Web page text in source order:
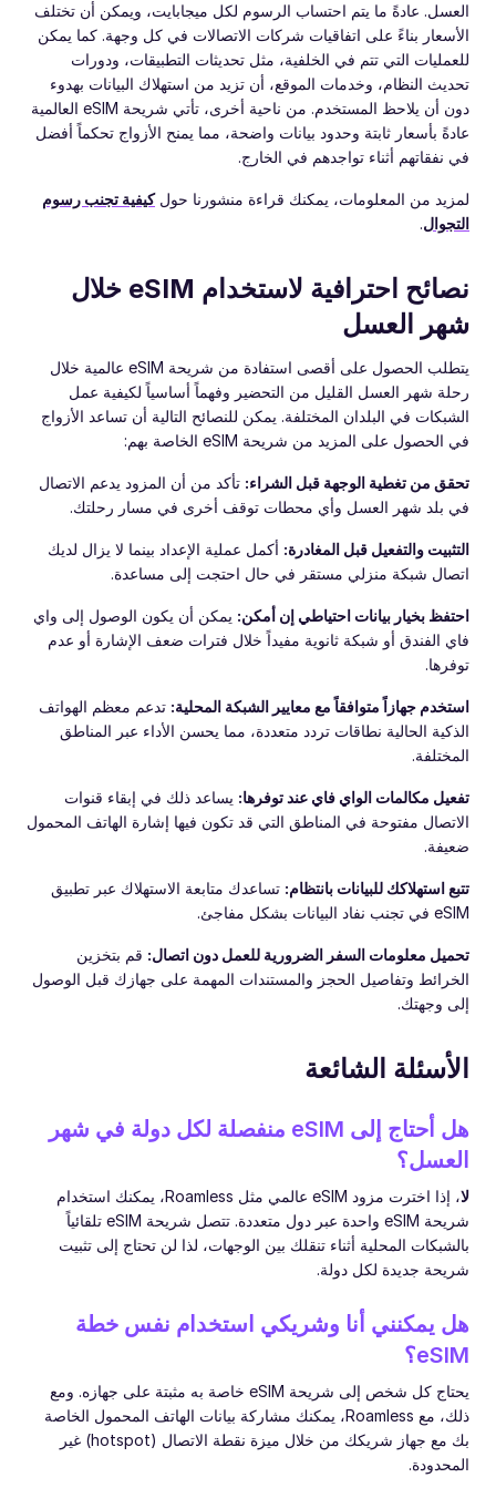
العسل. عادةً ما يتم احتساب الرسوم لكل ميجابايت، ويمكن أن تختلف
الأسعار بناءً على اتفاقيات شركات الاتصالات في كل وجهة. كما يمكن
للعمليات التي تتم في الخلفية، مثل تحديثات التطبيقات، ودورات
تحديث النظام، وخدمات الموقع، أن تزيد من استهلاك البيانات بهدوء
دون أن يلاحظ المستخدم. من ناحية أخرى، تأتي شريحة eSIM العالمية
عادةً بأسعار ثابتة وحدود بيانات واضحة، مما يمنح الأزواج تحكماً أفضل
في نفقاتهم أثناء تواجدهم في الخارج.
لمزيد من المعلومات، يمكنك قراءة منشورنا حولكيفية تجنب رسوم
التجوال.
نصائح احترافية لاستخدام eSIM خلال
شهر العسل
يتطلب الحصول على أقصى استفادة من شريحة eSIM عالمية خلال
رحلة شهر العسل القليل من التحضير وفهماً أساسياً لكيفية عمل
الشبكات في البلدان المختلفة. يمكن للنصائح التالية أن تساعد الأزواج
في الحصول على المزيد من شريحة eSIM الخاصة بهم:
تحقق من تغطية الوجهة قبل الشراء: تأكد من أن المزود يدعم الاتصال
في بلد شهر العسل وأي محطات توقف أخرى في مسار رحلتك.
التثبيت والتفعيل قبل المغادرة: أكمل عملية الإعداد بينما لا يزال لديك
اتصال شبكة منزلي مستقر في حال احتجت إلى مساعدة.
احتفظ بخيار بيانات احتياطي إن أمكن: يمكن أن يكون الوصول إلى واي
فاي الفندق أو شبكة ثانوية مفيداً خلال فترات ضعف الإشارة أو عدم
توفرها.
استخدم جهازاً متوافقاً مع معايير الشبكة المحلية: تدعم معظم الهواتف
الذكية الحالية نطاقات تردد متعددة، مما يحسن الأداء عبر المناطق
المختلفة.
تفعيل مكالمات الواي فاي عند توفرها: يساعد ذلك في إبقاء قنوات
الاتصال مفتوحة في المناطق التي قد تكون فيها إشارة الهاتف المحمول
ضعيفة.
تتبع استهلاكك للبيانات بانتظام: تساعدك متابعة الاستهلاك عبر تطبيق
eSIM في تجنب نفاد البيانات بشكل مفاجئ.
تحميل معلومات السفر الضرورية للعمل دون اتصال: قم بتخزين
الخرائط وتفاصيل الحجز والمستندات المهمة على جهازك قبل الوصول
إلى وجهتك.
الأسئلة الشائعة
هل أحتاج إلى eSIM منفصلة لكل دولة في شهر
العسل؟
لا
، إذا اخترت مزود eSIM عالمي مثل Roamless، يمكنك استخدام
شريحة eSIM واحدة عبر دول متعددة. تتصل شريحة eSIM تلقائياً
بالشبكات المحلية أثناء تنقلك بين الوجهات، لذا لن تحتاج إلى تثبيت
شريحة جديدة لكل دولة.
هل يمكنني أنا وشريكي استخدام نفس خطة
eSIM؟
يحتاج كل شخص إلى شريحة eSIM خاصة به مثبتة على جهازه. ومع
ذلك، مع Roamless، يمكنك مشاركة بيانات الهاتف المحمول الخاصة
بك مع جهاز شريكك من خلال ميزة نقطة الاتصال (hotspot) غير
المحدودة.